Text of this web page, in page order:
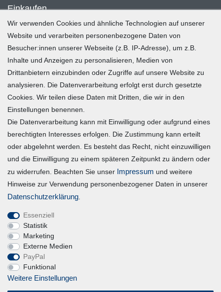
Einkaufen
Zahlung und Versand
Widerrufsrecht
Warenkorb
Zur Kasse
Mein Konto
Registrieren
Login
Vertrag widerrufen
Unternehmen
Blog
Datenschutzerklärung
Erklärung zur Barrierefreiheit
AGB
Impressum
Wir verwenden Cookies und ähnliche Technologien auf unserer
Website und verarbeiten personenbezogene Daten von
Besucher:innen unserer Webseite (z.B. IP-Adresse), um z.B.
Inhalte und Anzeigen zu personalisieren, Medien von
Drittanbietern einzubinden oder Zugriffe auf unsere Website zu
analysieren. Die Datenverarbeitung erfolgt erst durch gesetzte
Cookies. Wir teilen diese Daten mit Dritten, die wir in den
Einstellungen benennen.
Die Datenverarbeitung kann mit Einwilligung oder aufgrund eines
berechtigten Interesses erfolgen. Die Zustimmung kann erteilt
oder abgelehnt werden. Es besteht das Recht, nicht einzuwilligen
und die Einwilligung zu einem späteren Zeitpunkt zu ändern oder
zu widerrufen. Beachten Sie unser Impressum und weitere
Hinweise zur Verwendung personenbezogener Daten in unserer
Daten­schutz­erklärung
Essenziell
Statistik
Marketing
Externe Medien
PayPal
Funktional
Weitere Einstellungen